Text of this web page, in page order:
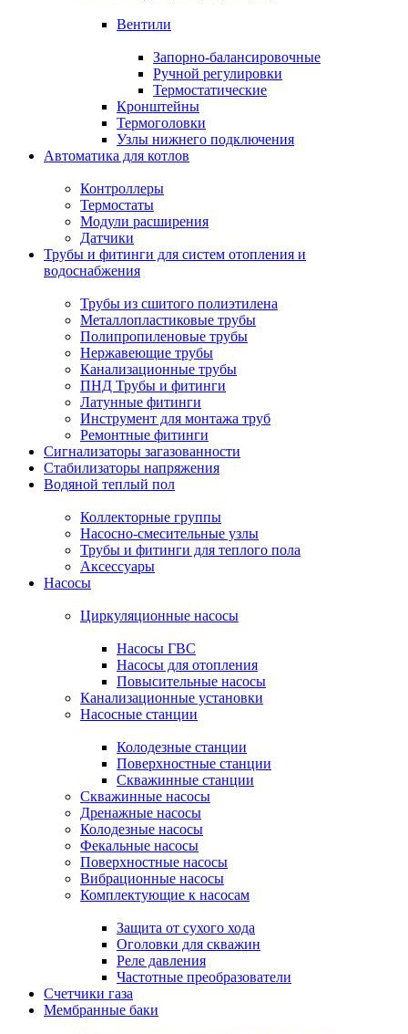
Вентили
Запорно-балансировочные
Ручной регулировки
Термостатические
Кронштейны
Термоголовки
Узлы нижнего подключения
Автоматика для котлов
Контроллеры
Термостаты
Модули расширения
Датчики
Трубы и фитинги для систем отопления и
водоснабжения
Трубы из сшитого полиэтилена
Металлопластиковые трубы
Полипропиленовые трубы
Нержавеющие трубы
Канализационные трубы
ПНД Трубы и фитинги
Латунные фитинги
Инструмент для монтажа труб
Ремонтные фитинги
Сигнализаторы загазованности
Стабилизаторы напряжения
Водяной теплый пол
Коллекторные группы
Насосно-смесительные узлы
Трубы и фитинги для теплого пола
Аксессуары
Насосы
Циркуляционные насосы
Насосы ГВС
Насосы для отопления
Повысительные насосы
Канализационные установки
Насосные станции
Колодезные станции
Поверхностные станции
Скважинные станции
Скважинные насосы
Дренажные насосы
Колодезные насосы
Фекальные насосы
Поверхностные насосы
Вибрационные насосы
Комплектующие к насосам
Защита от сухого хода
Оголовки для скважин
Реле давления
Частотные преобразователи
Счетчики газа
Мембранные баки